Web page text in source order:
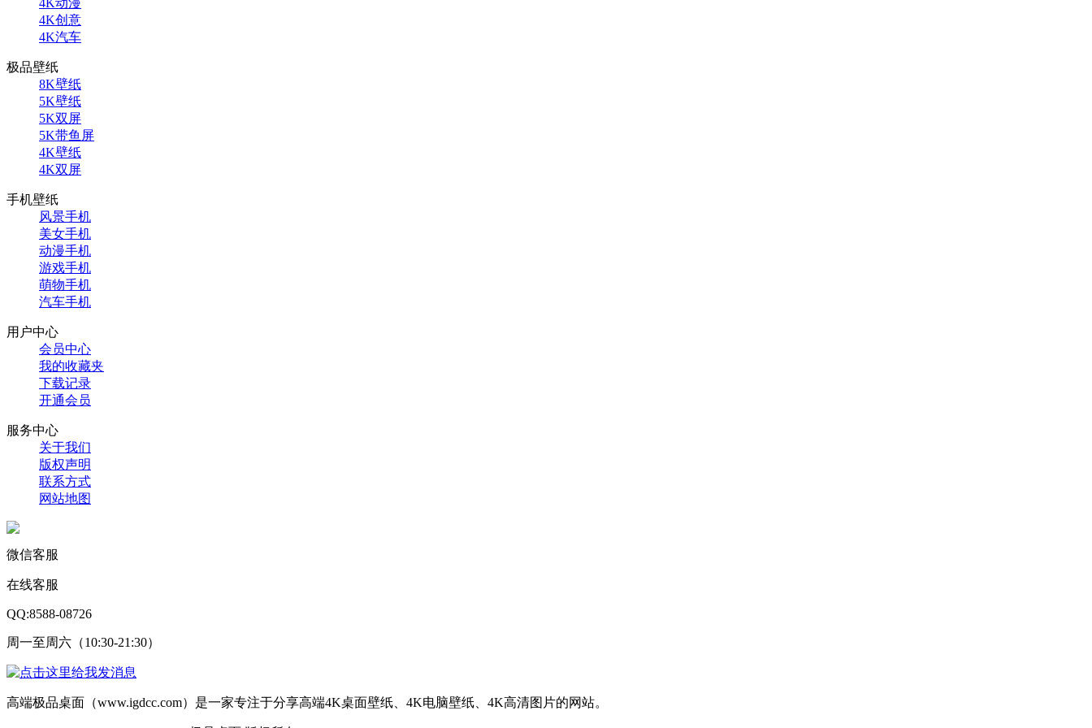
4K动漫
4K创意
4K汽车
极品壁纸
8K壁纸
5K壁纸
5K双屏
5K带鱼屏
4K壁纸
4K双屏
手机壁纸
风景手机
美女手机
动漫手机
游戏手机
萌物手机
汽车手机
用户中心
会员中心
我的收藏夹
下载记录
开通会员
服务中心
关于我们
版权声明
联系方式
网站地图
微信客服
在线客服
QQ:8588-08726
周一至周六（10:30-21:30）
高端极品桌面（www.igdcc.com）是一家专注于分享高端4K桌面壁纸、4K电脑壁纸、4K高清图片的网站。